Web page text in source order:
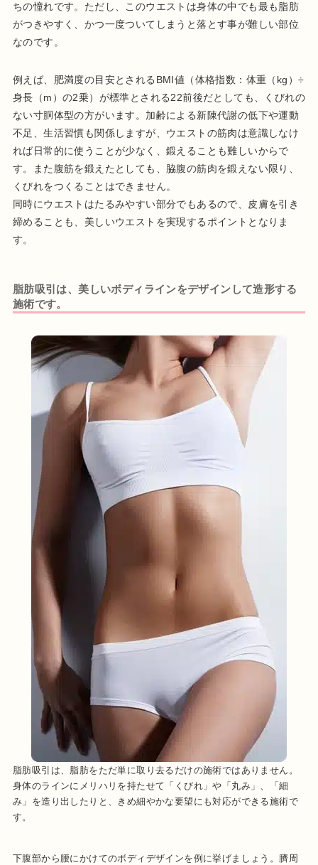
ちの憧れです。ただし、このウエストは身体の中でも最も脂肪
がつきやすく、かつ一度ついてしまうと落とす事が難しい部位
なのです。
例えば、肥満度の目安とされるBMI値（体格指数：体重（kg）÷
身長（m）の2乗）が標準とされる22前後だとしても、くびれの
ない寸胴体型の方がいます。加齢による新陳代謝の低下や運動
不足、生活習慣も関係しますが、ウエストの筋肉は意識しなけ
れば日常的に使うことが少なく、鍛えることも難しいからで
す。また腹筋を鍛えたとしても、脇腹の筋肉を鍛えない限り、
くびれをつくることはできません。
同時にウエストはたるみやすい部分でもあるので、皮膚を引き
締めることも、美しいウエストを実現するポイントとなりま
す。
脂肪吸引は、美しいボディラインをデザインして造形する
施術です。
脂肪吸引は、脂肪をただ単に取り去るだけの施術ではありません。
身体のラインにメリハリを持たせて「くびれ」や「丸み」、「細
み」を造り出したりと、きめ細やかな要望にも対応ができる施術で
す。
下腹部から腰にかけてのボディデザインを例に挙げましょう。臍周